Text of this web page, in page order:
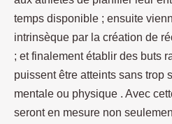
temps disponible ; ensuite
intrinsèque par la création de
; et finalement établir des buts
puissent être atteints sans trop
mentale ou physique . Avec
seront en mesure non